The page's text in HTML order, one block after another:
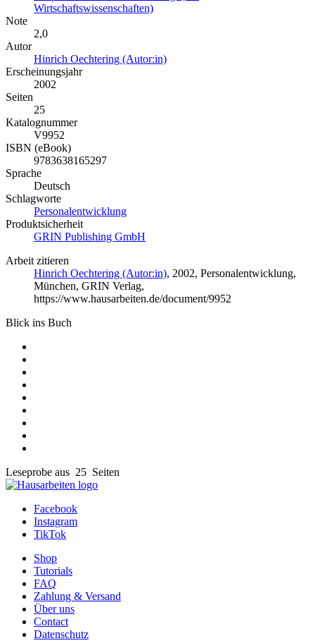
Wirtschaftswissenschaften)
Note
2,0
Autor
Hinrich Oechtering (Autor:in)
Erscheinungsjahr
2002
Seiten
25
Katalognummer
V9952
ISBN (eBook)
9783638165297
Sprache
Deutsch
Schlagworte
Personalentwicklung
Produktsicherheit
GRIN Publishing GmbH
Arbeit zitieren
Hinrich Oechtering (Autor:in), 2002, Personalentwicklung,
München, GRIN Verlag,
https://www.hausarbeiten.de/document/9952
Blick ins Buch
Leseprobe aus 25 Seiten
Facebook
Instagram
TikTok
Shop
Tutorials
FAQ
Zahlung & Versand
Über uns
Contact
Datenschutz